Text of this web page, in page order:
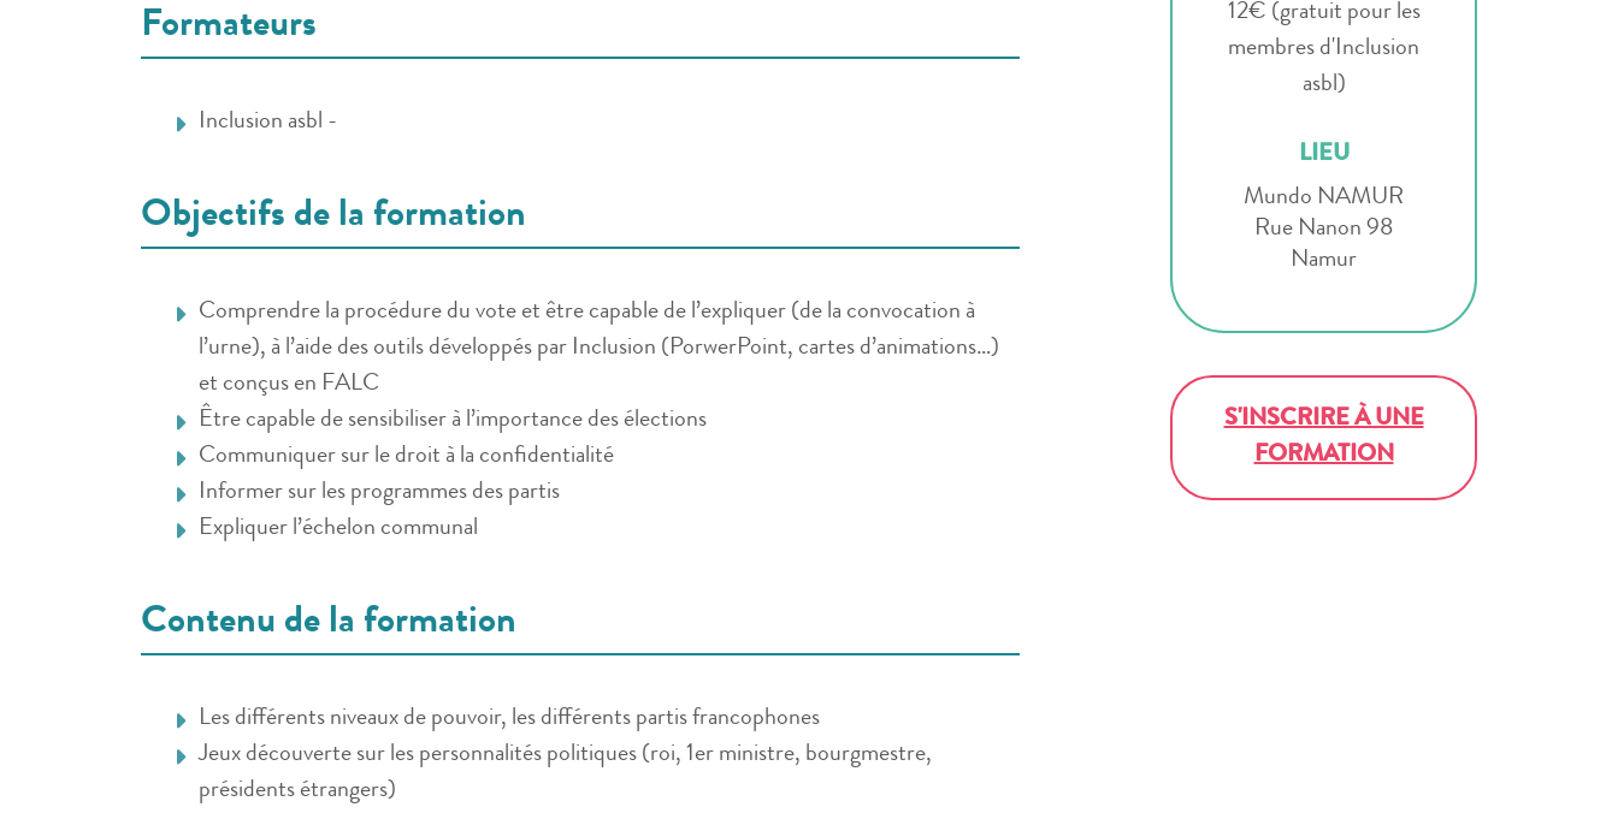
Formateurs
Inclusion asbl -
Objectifs de la formation
Comprendre la procédure du vote et être capable de l’expliquer (de la convocation à
l’urne), à l’aide des outils développés par Inclusion (PorwerPoint, cartes d’animations…)
et conçus en FALC
Être capable de sensibiliser à l’importance des élections
Communiquer sur le droit à la confidentialité
Informer sur les programmes des partis
Expliquer l’échelon communal
Contenu de la formation
Les différents niveaux de pouvoir, les différents partis francophones
Jeux découverte sur les personnalités politiques (roi, 1er ministre, bourgmestre,
présidents étrangers)
12€ (gratuit pour les
membres d'Inclusion
asbl)
LIEU
Mundo NAMUR
Rue Nanon 98
Namur
S'INSCRIRE À UNE
FORMATION